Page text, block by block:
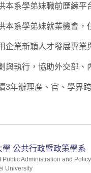
本系學弟妹職前歷練平
本系學弟妹就業機會，
企業新穎人才發展專
與執行，協助外交部
3年辦理產、官、學界
學 公共行政暨政策學系
Public Administration and Policy
University